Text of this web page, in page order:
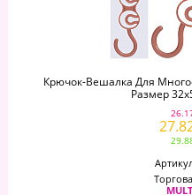
Крючок-Вешалка Для
Размер